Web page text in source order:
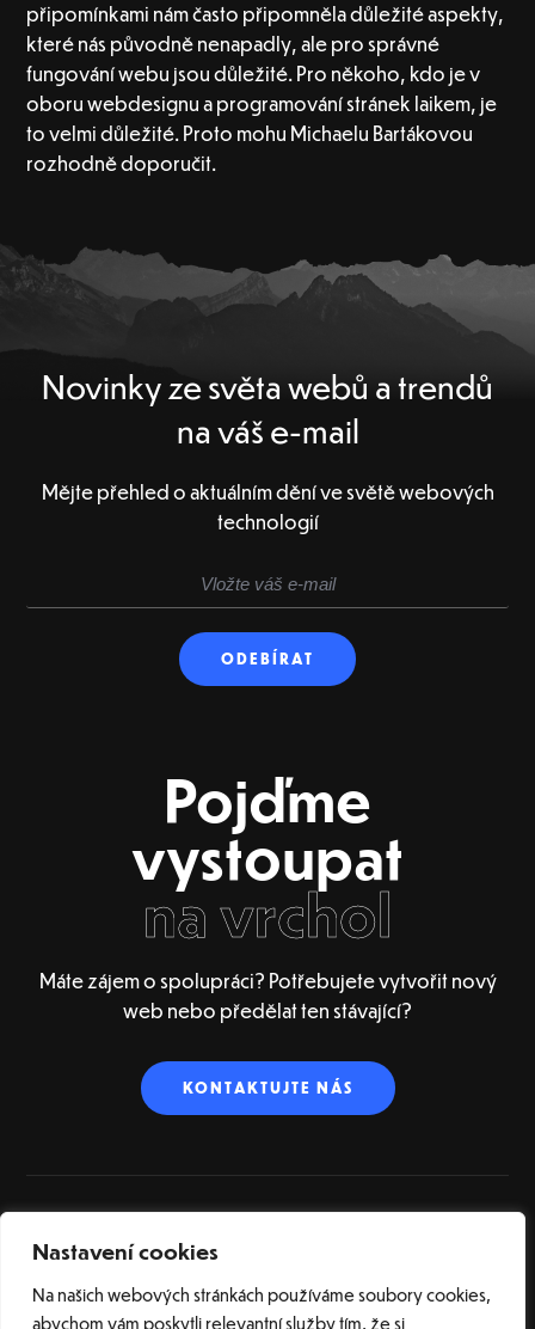
Nastavení cookies
Na našich webových stránkách používáme soubory cookies,
abychom vám poskytli relevantní služby tím, že si
připomínkami nám často připomněla důležité aspekty,
které nás původně nenapadly, ale pro správné
fungování webu jsou důležité. Pro někoho, kdo je v
oboru webdesignu a programování stránek laikem, je
to velmi důležité. Proto mohu Michaelu Bartákovou
rozhodně doporučit.
Novinky ze světa webů a trendů
na váš e-mail
Mějte přehled o aktuálním dění ve světě webových
technologií
Pojďme
vystoupat
na vrchol
Máte zájem o spolupráci? Potřebujete vytvořit nový
web nebo předělat ten stávající?
KONTAKTUJTE NÁS
ÚVOD O NÁS
SLOVNÍK POJMŮ KONTAKT